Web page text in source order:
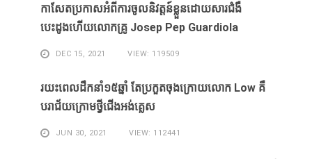
កាសែតប្រកាសអំពីការចូលនិវត្តន៍ខ្លួនដោយសារ​ជំងឺ​
បេះដូងហេីយលោកគ្រូ Josep Pep Guardiola
DEC 15, 2021 VIEW: 119509
រយះពេលដឹកនាំ១៥​ឆ្នាំ ​តែ​ប្រកួត​ចុង​ក្រោយ​លោក Low ​គឺ​
បរាជ័យ​ក្រោម​ថ្វី​ជើង​អង់គ្លេស​
JUN 30, 2021 VIEW: 112441